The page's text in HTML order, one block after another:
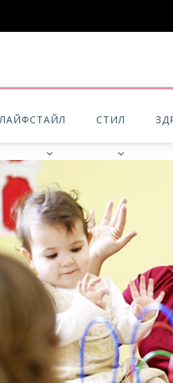
ЛАЙФСТАЙЛ СТИЛ